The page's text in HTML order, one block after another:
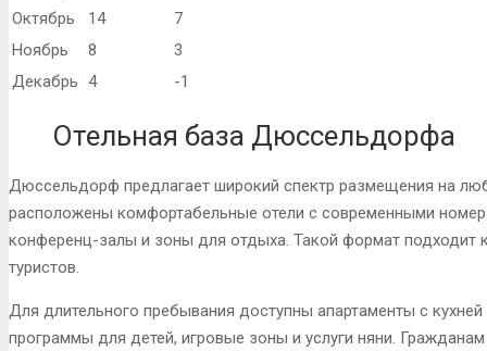
Октябрь
14
7
Ноябрь
8
3
Декабрь 4 -1
Отельная база Дюссельдорфа
Дюссельдорф предлагает широкий спектр размещения на
расположены комфортабельные отели с современными
конференц-залы и зоны для отдыха. Такой формат подходит
туристов.
Для длительного пребывания доступны апартаменты с
программы для детей, игровые зоны и услуги няни.